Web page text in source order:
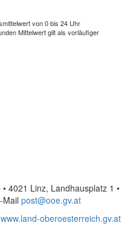
von 0 bis 24 Uhr
Mittelwert gilt als vorläufiger
4021 Linz, Landhausplatz 1 •
Mail post@ooe.gv.at
www.land-oberoesterreich.gv.at